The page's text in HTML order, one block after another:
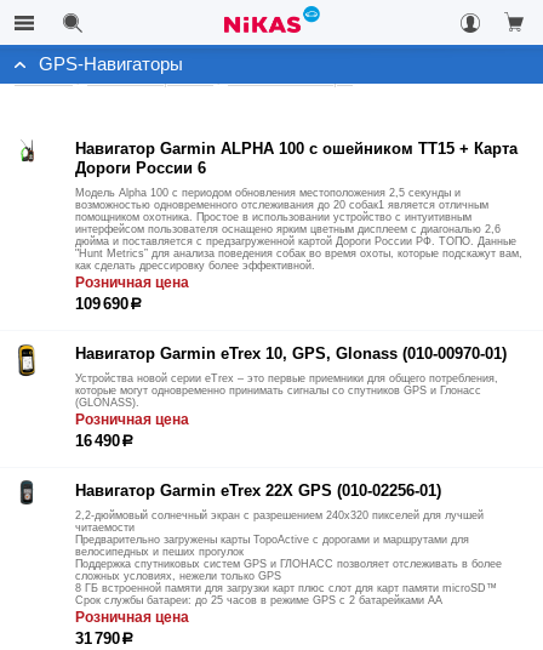
Автоэлектроника
GPS-Навигаторы
Навигатор Garmin ALPHA 100 с ошейником ТT15 + Карта
Дороги России 6
Модель Alpha 100 с периодом обновления местоположения 2,5 секунды и
возможностью одновременного отслеживания до 20 собак1 является отличным
помощником охотника. Простое в использовании устройство с интуитивным
интерфейсом пользователя оснащено ярким цветным дисплеем с диагональю 2,6
дюйма и поставляется с предзагруженной картой Дороги России РФ. ТОПО. Данные
"Hunt Metrics” для анализа поведения собак во время охоты, которые подскажут вам,
как сделать дрессировку более эффективной.
Розничная цена
109 690р
Навигатор Garmin eTrex 10, GPS, Glonass (010-00970-01)
Устройства новой серии eTrex – это первые приемники для общего потребления,
которые могут одновременно принимать сигналы со спутников GPS и Глонасс
(GLONASS).
Розничная цена
16 490р
Навигатор Garmin eTrex 22X GPS (010-02256-01)
2,2-дюймовый солнечный экран с разрешением 240x320 пикселей для лучшей
читаемости
Предварительно загружены карты TopoActive с дорогами и маршрутами для
велосипедных и пеших прогулок
Поддержка спутниковых систем GPS и ГЛОНАСС позволяет отслеживать в более
сложных условиях, нежели только GPS
8 ГБ встроенной памяти для загрузки карт плюс слот для карт памяти microSD™
Срок службы батареи: до 25 часов в режиме GPS с 2 батарейками АА
Розничная цена
31 790р